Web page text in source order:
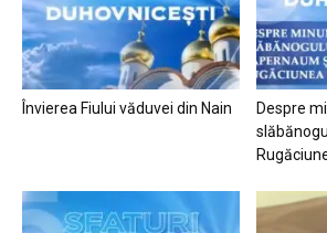
Învierea Fiului văduvei din Nain
Despre